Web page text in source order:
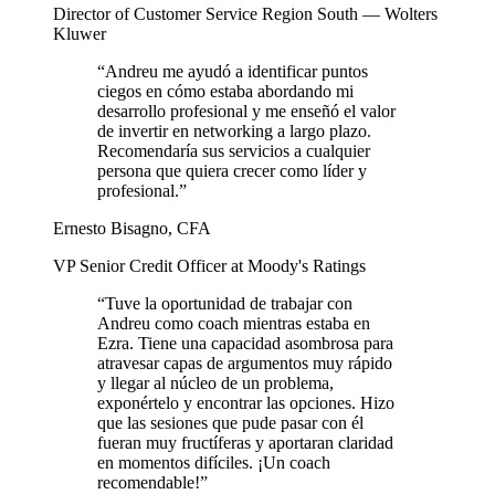
Director of Customer Service Region South — Wolters
Kluwer
“Andreu me ayudó a identificar puntos
ciegos en cómo estaba abordando mi
desarrollo profesional y me enseñó el valor
de invertir en networking a largo plazo.
Recomendaría sus servicios a cualquier
persona que quiera crecer como líder y
profesional.”
Ernesto Bisagno, CFA
VP Senior Credit Officer at Moody's Ratings
“Tuve la oportunidad de trabajar con
Andreu como coach mientras estaba en
Ezra. Tiene una capacidad asombrosa para
atravesar capas de argumentos muy rápido
y llegar al núcleo de un problema,
exponértelo y encontrar las opciones. Hizo
que las sesiones que pude pasar con él
fueran muy fructíferas y aportaran claridad
en momentos difíciles. ¡Un coach
recomendable!”